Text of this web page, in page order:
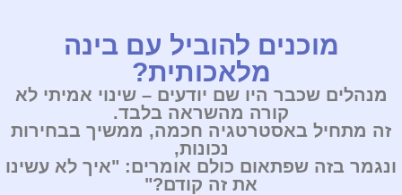
מוכנים להוביל עם בינה
מלאכותית?
מנהלים שכבר היו שם יודעים – שינוי אמיתי לא
קורה מהשראה בלבד.
זה מתחיל באסטרטגיה חכמה, ממשיך בבחירות
נכונות,
ונגמר בזה שפתאום כולם אומרים: "איך לא עשינו
את זה קודם?"